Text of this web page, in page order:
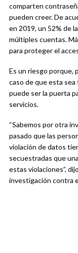
comparten
pueden creer. De
en 2019, un 52% de
múltiples cuentas.
para proteger el
Es un riesgo porque,
caso de que esta
puede ser la puerta
servicios.
“Sabemos por otra
pasado que las
violación de datos
secuestradas que
estas violaciones”,
investigación contra